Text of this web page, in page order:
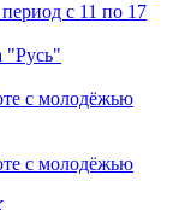
с 11 по 17
"Русь"
с молодёжью
с молодёжью